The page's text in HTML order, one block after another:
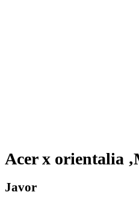
Acer x orientalia
Javor